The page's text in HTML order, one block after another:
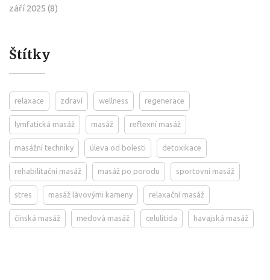
září 2025 (8)
Štítky
relaxace zdraví wellness regenerace
lymfatická masáž masáž reflexní masáž
masážní techniky úleva od bolesti detoxikace
rehabilitační masáž masáž po porodu sportovní masáž
stres masáž lávovými kameny relaxační masáž
čínská masáž medová masáž celulitida havajská masáž